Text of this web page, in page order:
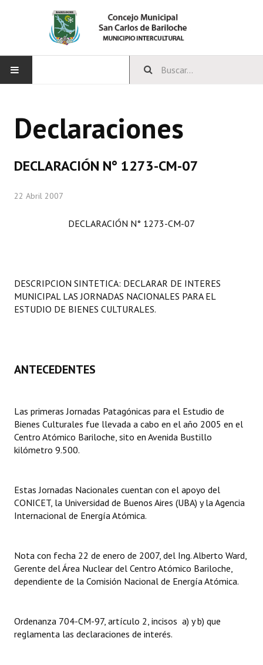
CONCEJO
Comisiones Especiales
LEGISLACIÓN
Carta Orgánica 2007
Digesto
Organigrama
Informes de Gestión
Actas de Sesión
Ejecución Presupuestaria
Declaraciones
DECLARACIÓN N° 1273-CM-07
22 Abril 2007
DECLARACIÓN N° 1273-CM-07
DESCRIPCION SINTETICA: DECLARAR DE INTERES
MUNICIPAL LAS JORNADAS NACIONALES PARA EL
ESTUDIO DE BIENES CULTURALES.
ANTECEDENTES
Las primeras Jornadas Patagónicas para el Estudio de
Bienes Culturales fue llevada a cabo en el año 2005 en el
Centro Atómico Bariloche, sito en Avenida Bustillo
kilómetro 9.500.
Estas Jornadas Nacionales cuentan con el apoyo del
CONICET, la Universidad de Buenos Aires (UBA) y la Agencia
Internacional de Energía Atómica.
Nota con fecha 22 de enero de 2007, del Ing. Alberto Ward,
Gerente del Área Nuclear del Centro Atómico Bariloche,
dependiente de la Comisión Nacional de Energía Atómica.
Ordenanza 704-CM-97, artículo 2, incisos a) y b) que
reglamenta las declaraciones de interés.